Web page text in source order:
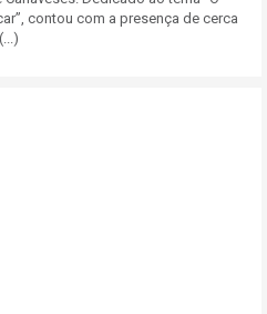
contou com a presença de cerca